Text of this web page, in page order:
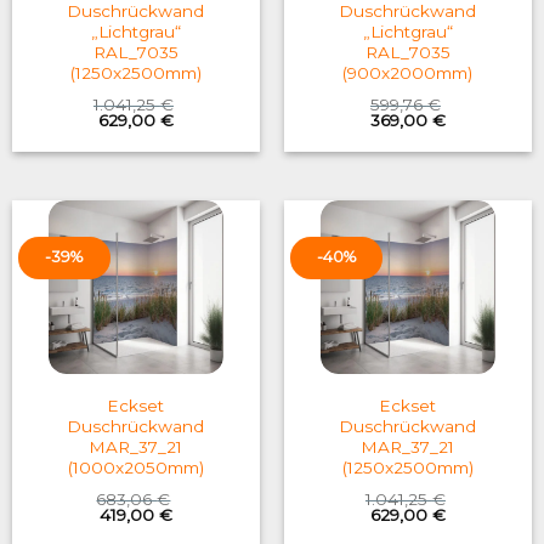
Duschrückwand
„Lichtgrau“
RAL_7035
(1250x2500mm)
1.041,25€
Original
price
was:
629,00 €Current
is:
Duschrückwand
„Lichtgrau“
RAL_7035
(900x2000mm)
599,76€
Original
price
was:
369,00 €Current
is:
-39%
Eckset
Duschrückwand
MAR_37_21
(1000x2050mm)
683,06€
Original
price
419,00 €Current
-40%
Eckset
Duschrückwand
MAR_37_21
(1250x2500mm)
1.041,25€
Original
price
629,00 €Current